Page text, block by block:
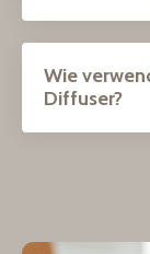
Wie
Diffuser?